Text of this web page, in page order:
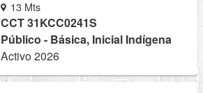
13 Mts
CCT 31KCC0241S
Público - Básica, Inicial Indígena
Activo 2026